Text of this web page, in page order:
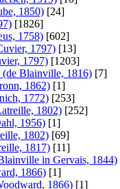
1850) [24]
[1826]
1758) [602]
1797) [13]
1797) [1203]
(de Blainville, 1816) [7]
1862) [1]
1772) [253]
1802) [252]
1956) [1]
1802) [69]
1817) [11]
in Gervais, 1844)
1866) [1]
1866) [1]